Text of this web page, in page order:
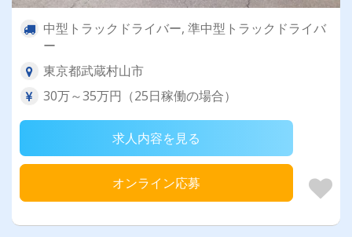
中型トラックドライバー, 準中型トラックドライバ
ー
東京都武蔵村山市
30万～35万円（25日稼働の場合）
求人内容を見る
オンライン応募